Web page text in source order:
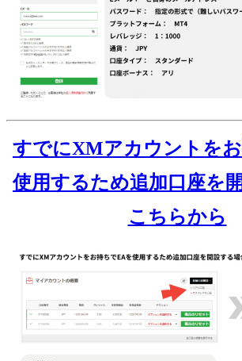
すでにXMアカウントを
使用するため追加口座を
こちらから